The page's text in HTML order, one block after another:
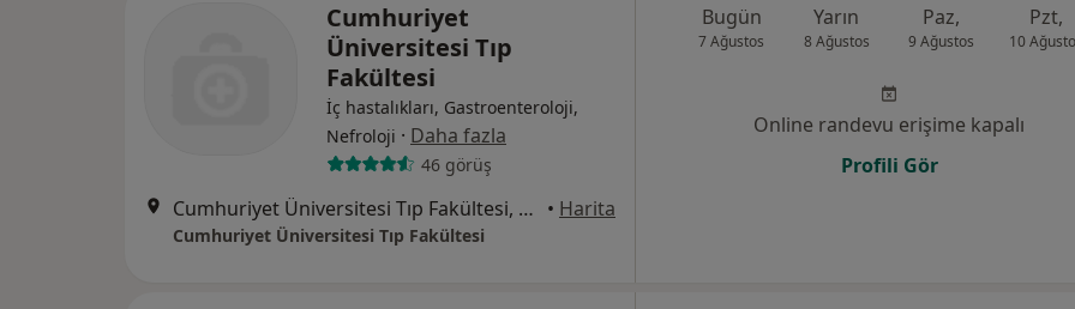
Cumhuriyet
Üniversitesi Tıp
Fakültesi
İç hastalıkları, Gastroenteroloji,
Nefroloji · Daha fazla
46 görüş
Cumhuriyet Üniversitesi Tıp Fakültesi, Sivas • Harita
Cumhuriyet Üniversitesi Tıp Fakültesi
Bugün
7 Ağustos
Yarın
8 Ağustos
Paz,
9 Ağustos
Pzt,
10
Online randevu erişime kapalı
Profili Gör